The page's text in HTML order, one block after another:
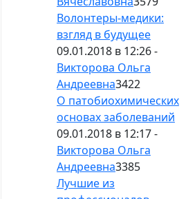
Волонтеры-медики:
взгляд в будущее
09.01.2018 в 12:26 -
Викторова Ольга
Андреевна3422
О патобиохимических
основах заболеваний
09.01.2018 в 12:17 -
Викторова Ольга
Андреевна3385
Лучшие из